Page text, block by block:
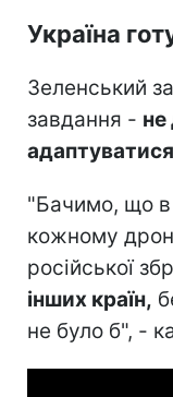
Україна
Зеленський
завдання - не
"Бачимо, що в
кожному
російської
інших країн,
не було б", -